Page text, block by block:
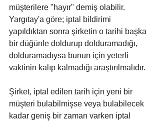
müşterilere "hayır" demiş olabilir.
Yargıtay'a göre; iptal bildirimi
yapıldıktan sonra şirketin o tarihi başka
bir düğünle doldurup dolduramadığı,
dolduramadıysa bunun için yeterli
vaktinin kalıp kalmadığı araştırılmalıdır.
Şirket, iptal edilen tarih için yeni bir
müşteri bulabilmişse veya bulabilecek
kadar geniş bir zaman varken iptal